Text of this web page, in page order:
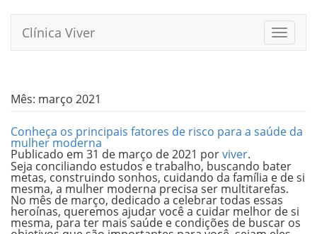
Pular
para
o
conteúdo
Clínica Viver
Mês: março 2021
Conheça os principais fatores de risco para a saúde da
mulher moderna
Publicado em 31 de março de 2021 porviver.
Seja conciliando estudos e trabalho, buscando bater
metas, construindo sonhos, cuidando da família e de si
mesma, a mulher moderna precisa ser multitarefas.
No mês de março, dedicado a celebrar todas essas
heroínas, queremos ajudar você a cuidar melhor de si
mesma, para ter mais saúde e condições de buscar os